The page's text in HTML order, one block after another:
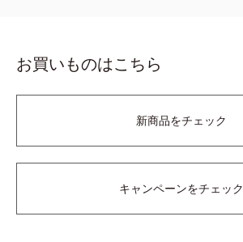
お買いものはこちら
新商品をチェック
キャンペーンをチェック